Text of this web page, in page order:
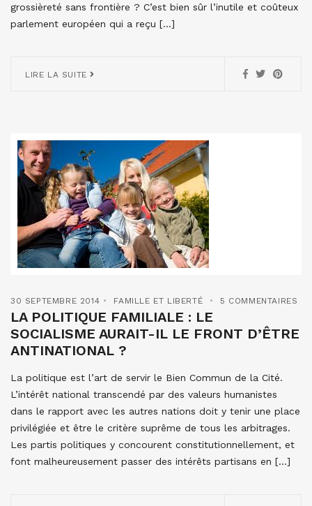
grossièreté sans frontière ? C’est bien sûr l’inutile et coûteux
parlement européen qui a reçu […]
LIRE LA SUITE
30 SEPTEMBRE 2014 FAMILLE ET LIBERTÉ 5 COMMENTAIRES
LA POLITIQUE FAMILIALE : LE
SOCIALISME AURAIT-IL LE FRONT D’ÊTRE
ANTINATIONAL ?
La politique est l’art de servir le Bien Commun de la Cité.
L’intérêt national transcendé par des valeurs humanistes
dans le rapport avec les autres nations doit y tenir une place
privilégiée et être le critère suprême de tous les arbitrages.
Les partis politiques y concourent constitutionnellement, et
font malheureusement passer des intérêts partisans en […]